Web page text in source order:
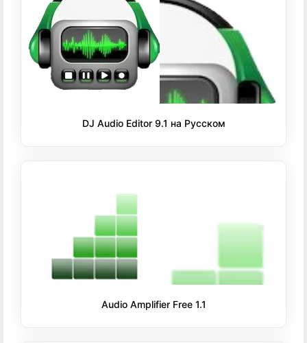
DJ Audio Editor 9.1 на Русском
Audio Amplifier Free 1.1